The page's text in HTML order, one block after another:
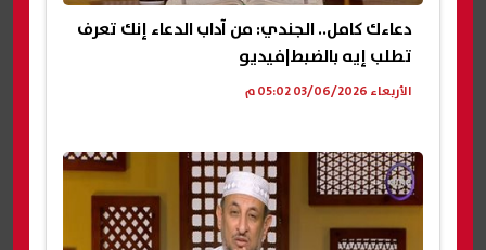
دعاءك كامل.. الجندي: من آداب الدعاء إنك تعرف
تطلب إيه بالضبط|فيديو
الأربعاء 03/06/2026 05:02 م